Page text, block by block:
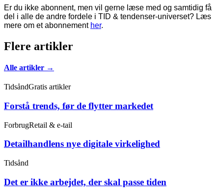
Er du ikke abonnent, men vil gerne læse med og samtidig få
del i alle de andre fordele i TID & tendenser-universet? Læs
mere om et abonnement her.
Flere artikler
Alle artikler →
TidsåndGratis artikler
Forstå trends, før de flytter markedet
ForbrugRetail & e-tail
Detailhandlens nye digitale virkelighed
Tidsånd
Det er ikke arbejdet, der skal passe tiden